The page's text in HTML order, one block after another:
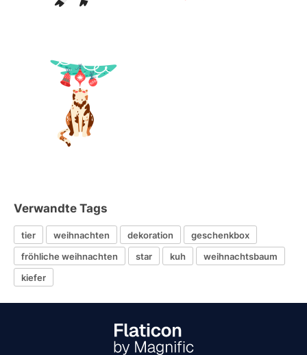
Verwandte Tags
tier weihnachten dekoration
geschenkbox
fröhliche weihnachten
star kuh
weihnachtsbaum
kiefer